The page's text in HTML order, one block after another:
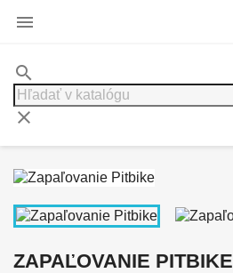

search
clear
ZAPAĽOVANIE PITBIKE